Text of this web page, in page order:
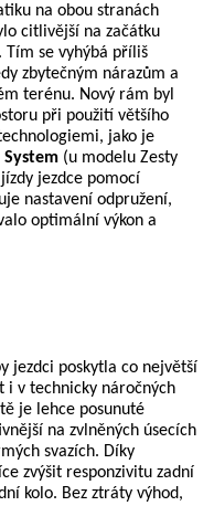
na obou stranách
citlivější na začátku
Tím se vyhýbá příliš
zbytečným nárazům a
terénu. Nový rám byl
při použití většího
jako je
(u modelu Zesty
jezdce pomocí
nastavení odpružení,
optimální výkon a
jezdci poskytla co největší
i v technicky náročných
je lehce posunuté
na zvlněných úsecích
svazích. Díky
zvýšit responzivitu zadní
kolo. Bez ztráty výhod,